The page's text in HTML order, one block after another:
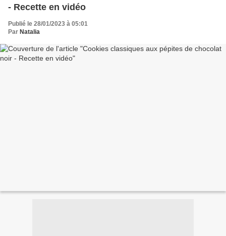
- Recette en vidéo
Publié le 28/01/2023 à 05:01
Par Natalia